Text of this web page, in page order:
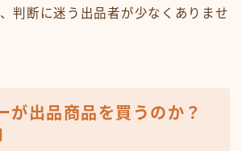
判断に迷う出品者が少なくありませ
が出品商品を買うのか？